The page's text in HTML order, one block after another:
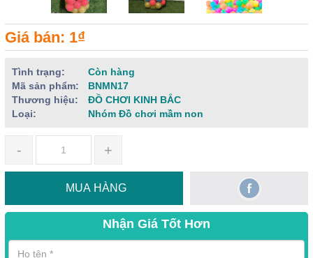
Giá bán: 1₫
Tình trạng:
Còn hàng
Mã sản phẩm:
BNMN17
Thương hiệu:
ĐỒ CHƠI KINH BẮC
Loại:
Nhóm Đồ chơi mầm non
- +
MUA HÀNG
Nhận Giá Tốt Hơn